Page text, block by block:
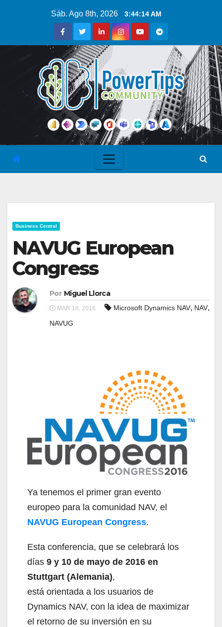
Sáb. Ago 8th, 2026 3:44:15 AM
Business Central
NAVUG European
Congress
Por Miguel Llorca
MAR 16, 2016 Microsoft Dynamics NAV, NAV,
NAVUG
Ya tenemos el primer gran evento
europeo para la comunidad NAV, el
NAVUG European Congress.
Esta conferencia, que se celebrará los
días 9 y 10 de mayo de 2016 en
Stuttgart (Alemania),
está orientada a los usuarios de
Dynamics NAV, con la idea de maximizar
el retorno de su inversión en su